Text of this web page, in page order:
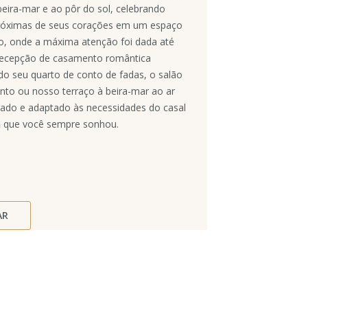
mar e ao pôr do sol, celebrando
de seus corações em um espaço
onde a máxima atenção foi dada até
de casamento romântica
seu quarto de conto de fadas, o salão
ou nosso terraço à beira-mar ao ar
e adaptado às necessidades do casal
você sempre sonhou.